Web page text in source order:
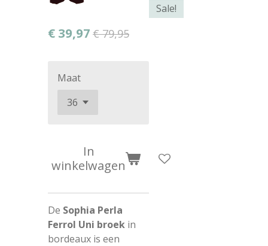
Sale!
€ 39,97 € 79,95
Maat
In
winkelwagen
De Sophia Perla
Ferrol Uni broek in
bordeaux is een